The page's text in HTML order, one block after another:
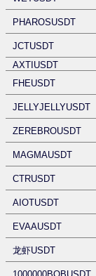
PHAROSUSDT
JCTUSDT
AXTIUSDT
FHEUSDT
JELLYJELLYUSDT
ZEREBROUSDT
MAGMAUSDT
CTRUSDT
AIOTUSDT
EVAAUSDT
龙虾USDT